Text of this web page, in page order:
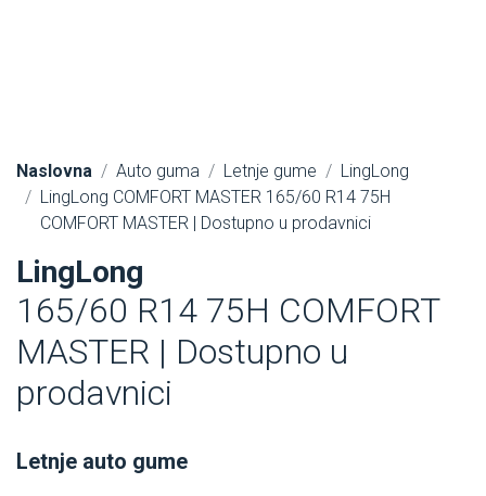
Naslovna Auto guma Letnje gume
LingLong
LingLong COMFORT MASTER 165/60 R14 75H
COMFORT MASTER | Dostupno u prodavnici
LingLong
165/60 R14 75H COMFORT
MASTER | Dostupno u
prodavnici
Letnje auto gume